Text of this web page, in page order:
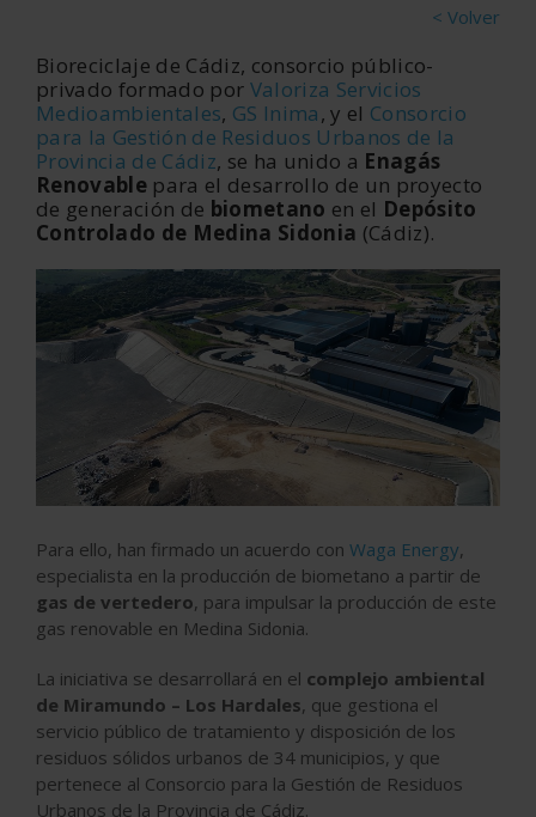
< Volver
Bioreciclaje de Cádiz, consorcio público-
privado formado por Valoriza Servicios
Medioambientales, GS Inima, y el Consorcio
para la Gestión de Residuos Urbanos de la
Provincia de Cádiz, se ha unido a Enagás
Renovable para el desarrollo de un proyecto
de generación de biometano en el Depósito
Controlado de Medina Sidonia (Cádiz).
Para ello, han firmado un acuerdo con Waga Energy,
especialista en la producción de biometano a partir de
gas de vertedero, para impulsar la producción de este
gas renovable en Medina Sidonia.
La iniciativa se desarrollará en el complejo ambiental
de Miramundo – Los Hardales, que gestiona el
servicio público de tratamiento y disposición de los
residuos sólidos urbanos de 34 municipios, y que
pertenece al Consorcio para la Gestión de Residuos
Urbanos de la Provincia de Cádiz.